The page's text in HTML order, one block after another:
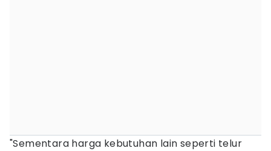
"Sementara harga kebutuhan lain seperti telur